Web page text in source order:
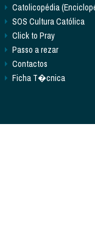
Catolicopédia
SOS Cultura Católica
Click to Pray
Passo a rezar
Contactos
Ficha T�cnica